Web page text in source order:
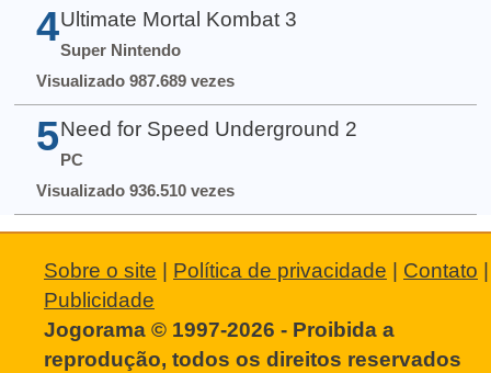
4 Ultimate Mortal Kombat 3
Super Nintendo
Visualizado 987.689 vezes
5 Need for Speed Underground 2
PC
Visualizado 936.510 vezes
Sobre o site | Política de privacidade | Contato |
Publicidade
Jogorama © 1997-2026 - Proibida a
reprodução, todos os direitos reservados